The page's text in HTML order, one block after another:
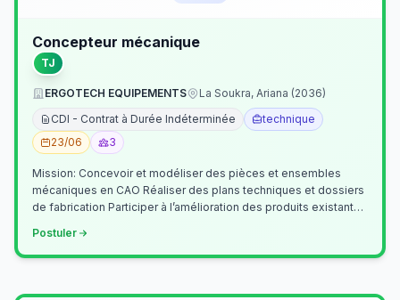
Concepteur mécanique
TJ
ERGOTECH EQUIPEMENTS
La Soukra, Ariana (2036)
CDI - Contrat à Durée Indéterminée
technique
23/06
3
Mission: Concevoir et modéliser des pièces et ensembles
mécaniques en CAO Réaliser des plans techniques et dossiers
de fabrication Participer à l’amélioration des produits existants
Postuler